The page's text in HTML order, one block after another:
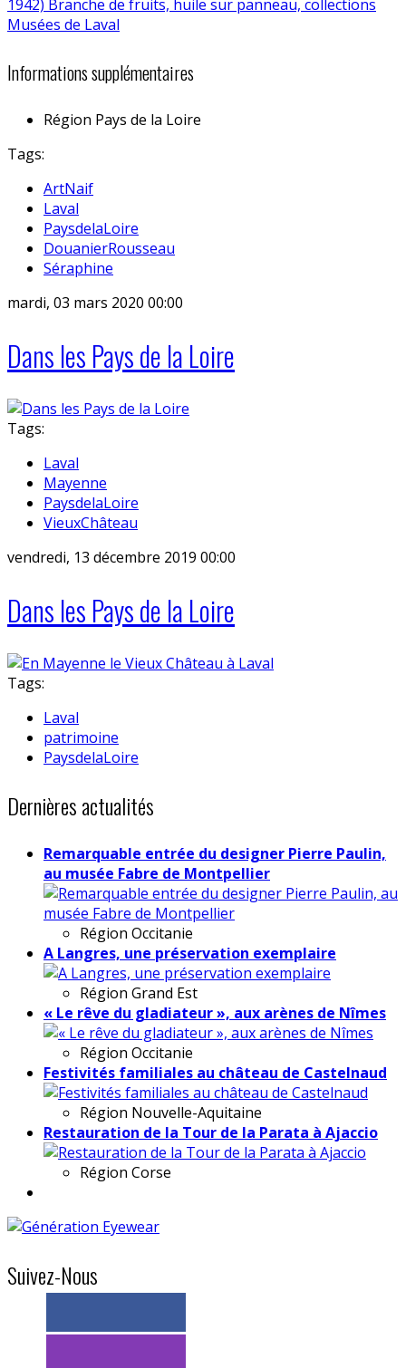
Informations supplémentaires
Région Pays de la Loire
Tags:
ArtNaif
Laval
PaysdelaLoire
DouanierRousseau
Séraphine
mardi, 03 mars 2020 00:00
Dans les Pays de la Loire
Tags:
Laval
Mayenne
PaysdelaLoire
VieuxChâteau
vendredi, 13 décembre 2019 00:00
Dans les Pays de la Loire
Tags:
Laval
patrimoine
PaysdelaLoire
Dernières actualités
Remarquable entrée du designer Pierre Paulin,
au musée Fabre de Montpellier
Région Occitanie
A Langres, une préservation exemplaire
Région Grand Est
« Le rêve du gladiateur », aux arènes de Nîmes
Région Occitanie
Festivités familiales au château de Castelnaud
Région Nouvelle-Aquitaine
Restauration de la Tour de la Parata à Ajaccio
Région Corse
Suivez-Nous
> 11k abonnés